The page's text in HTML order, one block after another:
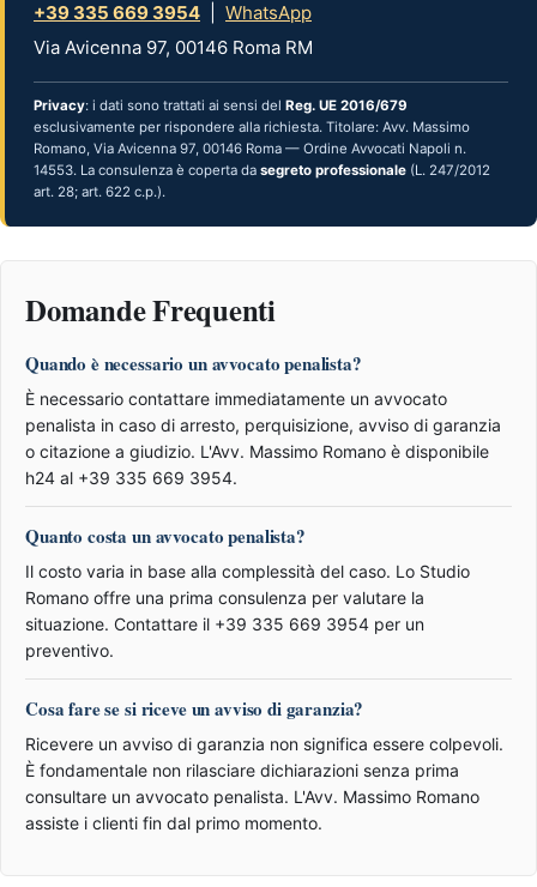
+39 335 669 3954
WhatsApp
Via Avicenna 97, 00146 Roma RM
Privacy: i dati sono trattati ai sensi del Reg. UE 2016/679
esclusivamente per rispondere alla richiesta. Titolare: Avv. Massimo
Romano, Via Avicenna 97, 00146 Roma — Ordine Avvocati Napoli n.
14553. La consulenza è coperta da segreto professionale (L. 247/2012
art. 28; art. 622 c.p.).
Domande Frequenti
Quando è necessario un avvocato penalista?
È necessario contattare immediatamente un avvocato
penalista in caso di arresto, perquisizione, avviso di garanzia
o citazione a giudizio. L'Avv. Massimo Romano è disponibile
h24 al +39 335 669 3954.
Quanto costa un avvocato penalista?
Il costo varia in base alla complessità del caso. Lo Studio
Romano offre una prima consulenza per valutare la
situazione. Contattare il +39 335 669 3954 per un
preventivo.
Cosa fare se si riceve un avviso di garanzia?
Ricevere un avviso di garanzia non significa essere colpevoli.
È fondamentale non rilasciare dichiarazioni senza prima
consultare un avvocato penalista. L'Avv. Massimo Romano
assiste i clienti fin dal primo momento.